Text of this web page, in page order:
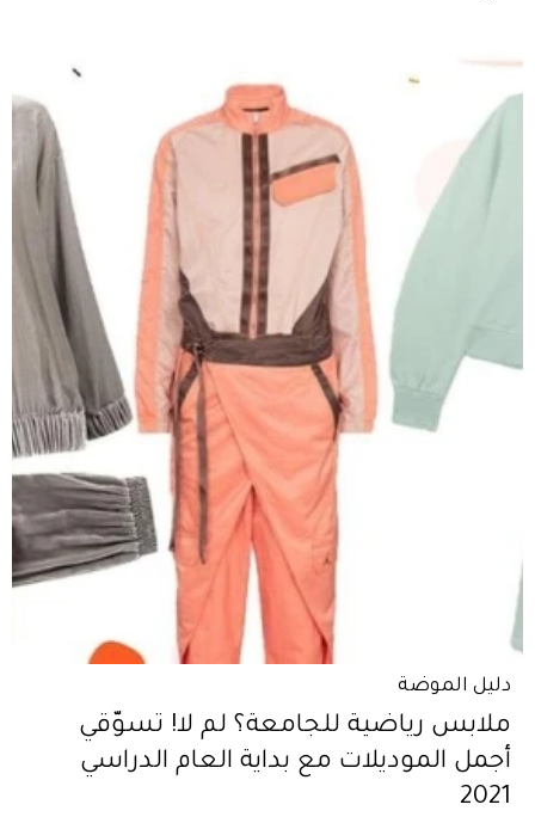
دليل الموضة
ملابس رياضية للجامعة؟ لم لا! تسوّقي
أجمل الموديلات مع بداية العام الدراسي
2021